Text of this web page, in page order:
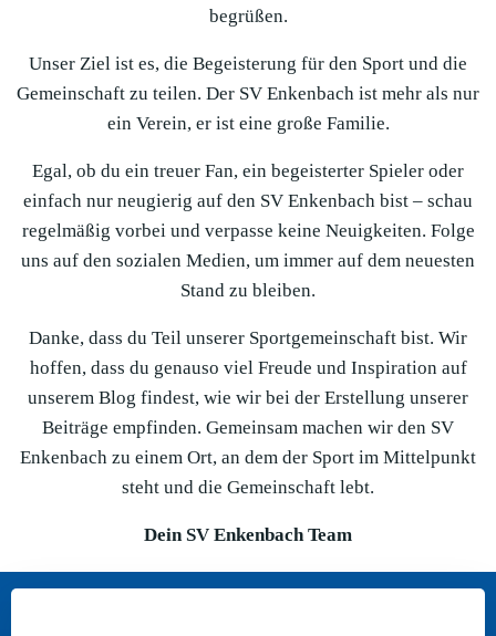
begrüßen.
Unser Ziel ist es, die Begeisterung für den Sport und die
Gemeinschaft zu teilen. Der SV Enkenbach ist mehr als nur
ein Verein, er ist eine große Familie.
Egal, ob du ein treuer Fan, ein begeisterter Spieler oder
einfach nur neugierig auf den SV Enkenbach bist – schau
regelmäßig vorbei und verpasse keine Neuigkeiten. Folge
uns auf den sozialen Medien, um immer auf dem neuesten
Stand zu bleiben.
Danke, dass du Teil unserer Sportgemeinschaft bist. Wir
hoffen, dass du genauso viel Freude und Inspiration auf
unserem Blog findest, wie wir bei der Erstellung unserer
Beiträge empfinden. Gemeinsam machen wir den SV
Enkenbach zu einem Ort, an dem der Sport im Mittelpunkt
steht und die Gemeinschaft lebt.
Dein SV Enkenbach Team